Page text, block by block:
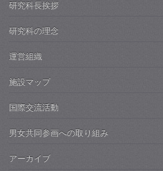
研究科長挨拶
研究科の理念
運営組織
施設マップ
国際交流活動
男女共同参画への取り組み
アーカイブ